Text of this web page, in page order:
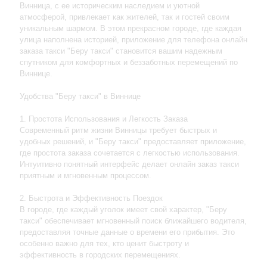
Винница, с ее историческим наследием и уютной
атмосферой, привлекает как жителей, так и гостей своим
уникальным шармом. В этом прекрасном городе, где каждая
улица наполнена историей, приложение для телефона онлайн
заказа такси "Беру такси" становится вашим надежным
спутником для комфортных и беззаботных перемещений по
Виннице.
Удобства "Беру такси" в Виннице
1. Простота Использования и Легкость Заказа
Современный ритм жизни Винницы требует быстрых и
удобных решений, и "Беру такси" предоставляет приложение,
где простота заказа сочетается с легкостью использования.
Интуитивно понятный интерфейс делает онлайн заказ такси
приятным и мгновенным процессом.
2. Быстрота и Эффективность Поездок
В городе, где каждый уголок имеет свой характер, "Беру
такси" обеспечивает мгновенный поиск ближайшего водителя,
предоставляя точные данные о времени его прибытия. Это
особенно важно для тех, кто ценит быстроту и
эффективность в городских перемещениях.